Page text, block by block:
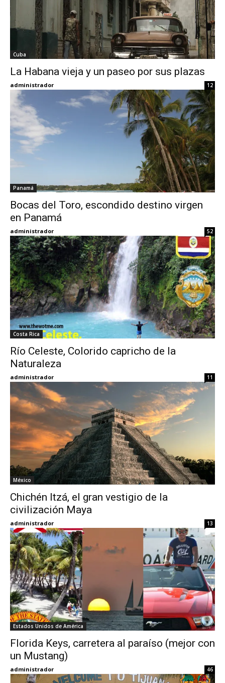
Cuba
La Habana vieja y un paseo por sus plazas
administrador 12
Panamá
Bocas del Toro, escondido destino virgen
en Panamá
administrador 52
Costa Rica
Río Celeste, Colorido capricho de la
Naturaleza
administrador 11
México
Chichén Itzá, el gran vestigio de la
civilización Maya
administrador 13
Estados Unidos de América
Florida Keys, carretera al paraíso (mejor con
un Mustang)
administrador 46